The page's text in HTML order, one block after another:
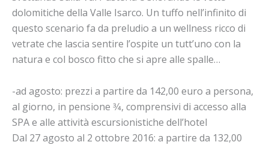
dolomitiche della Valle Isarco. Un tuffo nell’infinito di
questo scenario fa da preludio a un wellness ricco di
vetrate che lascia sentire l’ospite un tutt’uno con la
natura e col bosco fitto che si apre alle spalle…
-ad agosto: prezzi a partire da 142,00 euro a persona,
al giorno, in pensione 3⁄4, comprensivi di accesso alla
SPA e alle attività escursionistiche dell’hotel
Dal 27 agosto al 2 ottobre 2016: a partire da 132,00